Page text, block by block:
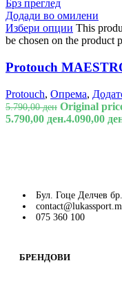
Брз преглед
Додади во омилени
Избери опции This
be chosen on the product
Protouch
Protouch, Опрема,
5.790,00ден Original
5.790,00 ден.4.090,00
Бул. Гоце Делчев
075 360 100
БРЕНДОВИ